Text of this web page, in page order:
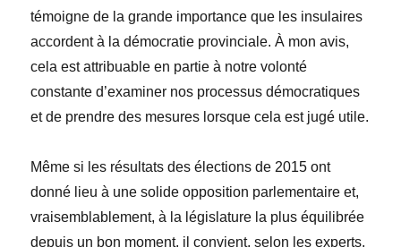
témoigne de la grande importance que les insulaires
accordent à la démocratie provinciale.À mon avis,
cela est attribuable en partie à notre volonté
constante d’examiner nos processus démocratiques
et de prendre des mesures lorsque cela est jugé utile.
Même si les résultats des élections de 2015 ont
donné lieu à une solide opposition parlementaire et,
vraisemblablement,à la législature la plus équilibrée
depuis un bon moment, il convient, selon les experts,